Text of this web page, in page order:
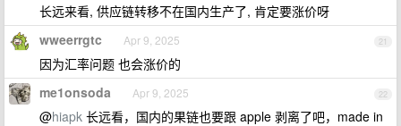
长远来看, 供应链转移不在国内生产了, 肯定要涨价呀
21
wweerrgtc Apr 9, 2025
因为汇率问题 也会涨价的
22
me1onsoda Apr 9, 2025
@hiapk 长远看，国内的果链也要跟 apple 剥离了吧，made in